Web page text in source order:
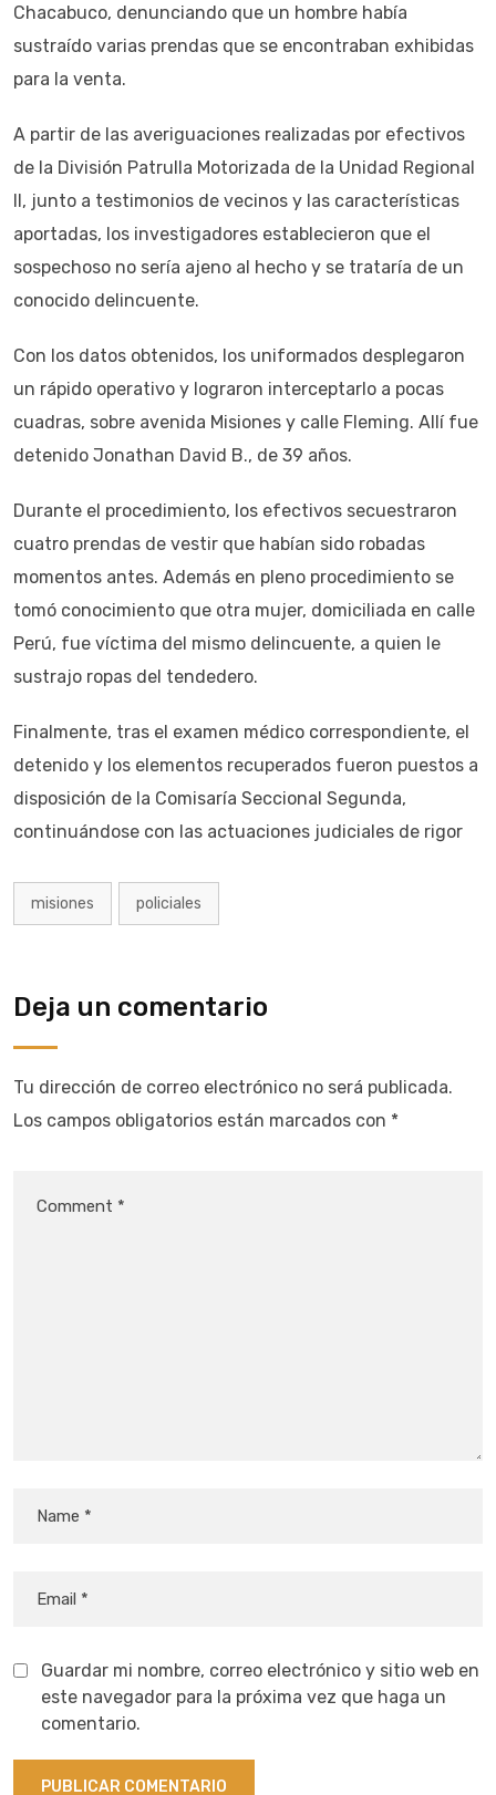
Chacabuco, denunciando que un hombre había
sustraído varias prendas que se encontraban exhibidas
para la venta.
A partir de las averiguaciones realizadas por efectivos
de la División Patrulla Motorizada de la Unidad Regional
II, junto a testimonios de vecinos y las características
aportadas, los investigadores establecieron que el
sospechoso no sería ajeno al hecho y se trataría de un
conocido delincuente.
Con los datos obtenidos, los uniformados desplegaron
un rápido operativo y lograron interceptarlo a pocas
cuadras, sobre avenida Misiones y calle Fleming. Allí fue
detenido Jonathan David B., de 39 años.
Durante el procedimiento, los efectivos secuestraron
cuatro prendas de vestir que habían sido robadas
momentos antes. Además en pleno procedimiento se
tomó conocimiento que otra mujer, domiciliada en calle
Perú, fue víctima del mismo delincuente, a quien le
sustrajo ropas del tendedero.
Finalmente, tras el examen médico correspondiente, el
detenido y los elementos recuperados fueron puestos a
disposición de la Comisaría Seccional Segunda,
continuándose con las actuaciones judiciales de rigor
misiones policiales
Deja un comentario
Tu dirección de correo electrónico no será publicada.
Los campos obligatorios están marcados con *
Guardar mi nombre, correo electrónico y sitio web en
este navegador para la próxima vez que haga un
comentario.